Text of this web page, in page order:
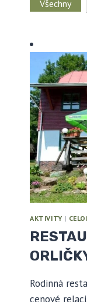
Všechny
AKTIVITY |
Rodinná
cenové relaci.